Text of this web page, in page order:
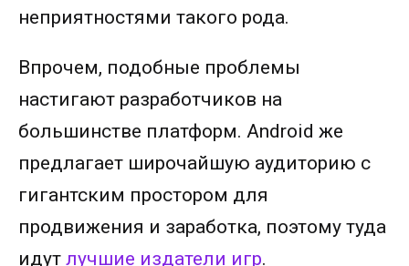
неприятностями такого рода.
Впрочем, подобные проблемы
настигают разработчиков на
большинстве платформ. Android же
предлагает широчайшую аудиторию с
гигантским простором для
продвижения и заработка, поэтому туда
идут лучшие издатели игр.